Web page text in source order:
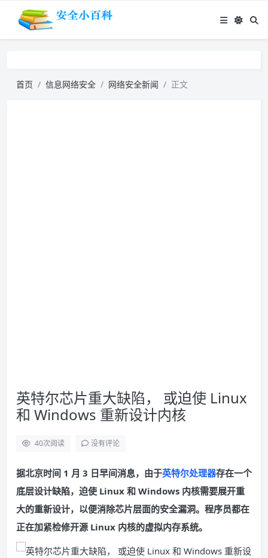
首页 信息网络安全 网络安全新闻 正文
英特尔芯片重大缺陷， 或迫使 Linux
和 Windows 重新设计内核
40次阅读 没有评论
据北京时间 1 月 3 日早间消息，由于英特尔处理器存在一个
底层设计缺陷，迫使 Linux 和 Windows 内核需要展开重
大的重新设计，以便消除芯片层面的安全漏洞。程序员都在
正在加紧检修开源 Linux 内核的虚拟内存系统。